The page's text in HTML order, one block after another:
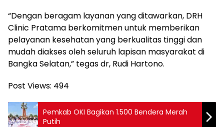
“Dengan beragam layanan yang ditawarkan, DRH
Clinic Pratama berkomitmen untuk memberikan
pelayanan kesehatan yang berkualitas tinggi dan
mudah diakses oleh seluruh lapisan masyarakat di
Bangka Selatan,” tegas dr, Rudi Hartono.
Post Views: 494
Pemkab OKI Bagikan 1.500 Bendera Merah
Putih